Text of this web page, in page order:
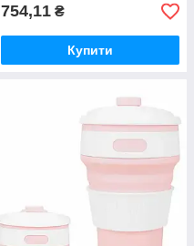
754,11 ₴
Купити